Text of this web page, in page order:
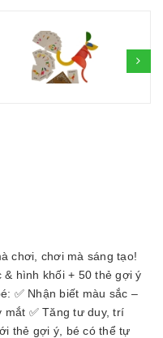
chơi, chơi mà sáng tạo!
& hình khối + 50 thẻ gợi ý
✅ Nhận biết màu sắc –
mắt ✅ Tăng tư duy, trí
thẻ gợi ý, bé có thể tự